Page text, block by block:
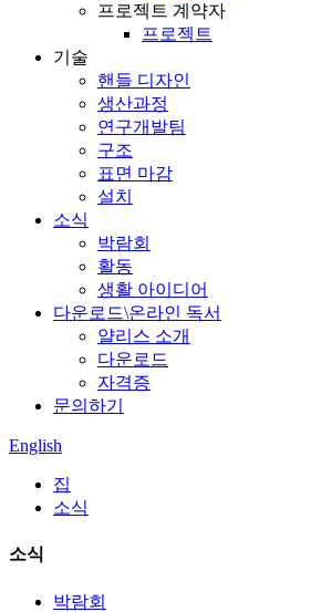
프로젝트 계약자
프로젝트
기술
핸들 디자인
생산과정
연구개발팀
구조
표면 마감
설치
소식
박람회
활동
생활 아이디어
다운로드\온라인 독서
얄리스 소개
다운로드
자격증
문의하기
English
집
소식
소식
박람회